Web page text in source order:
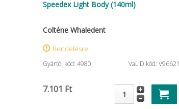
Speedex Light Body (140ml)
Colténe Whaledent
Rendelésre
Gyártói kód: 4980 VaLiD kód: V96621
7.101 Ft